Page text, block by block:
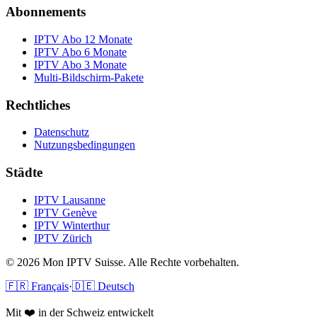
Abonnements
IPTV Abo 12 Monate
IPTV Abo 6 Monate
IPTV Abo 3 Monate
Multi-Bildschirm-Pakete
Rechtliches
Datenschutz
Nutzungsbedingungen
Städte
IPTV Lausanne
IPTV Genève
IPTV Winterthur
IPTV Zürich
© 2026 Mon IPTV Suisse. Alle Rechte vorbehalten.
🇫🇷 Français·🇩🇪 Deutsch
Mit ❤️ in der Schweiz entwickelt